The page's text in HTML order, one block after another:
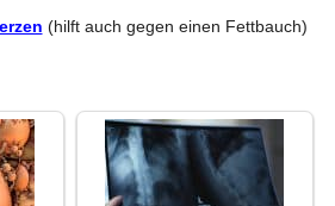
(hilft auch gegen einen Fettbauch)